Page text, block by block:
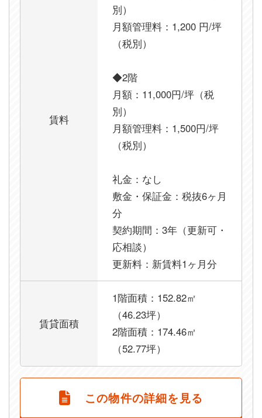
賃料
別）
月額管理料：1,200 円/坪
（税別）
◆2階
月額：11,000円/坪（税
別）
月額管理料：1,500円/坪
（税別）
礼金：なし
敷金・保証金：税抜6ヶ月
分
契約期間：3年（更新可・
応相談）
更新料：新賃料1ヶ月分
賃貸面積
1階面積：152.82㎡
（46.23坪）
2階面積：174.46㎡
（52.77坪）
この物件の詳細を見る